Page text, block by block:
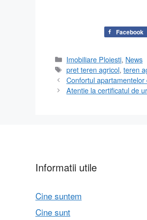
Facebook
Categorii
Imobiliare Ploiesti, News
Etichete
pret teren agricol,teren
Confortul
Atentie la certificatul de
Informatii utile
Cine suntem
Cine sunt